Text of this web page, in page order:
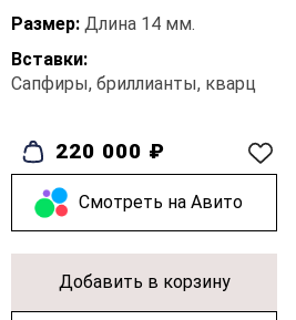
Размер: Длина 14 мм.
Вставки:
Сапфиры, бриллианты, кварц
220 000 ₽
Cмотреть на Авито
Добавить в корзину